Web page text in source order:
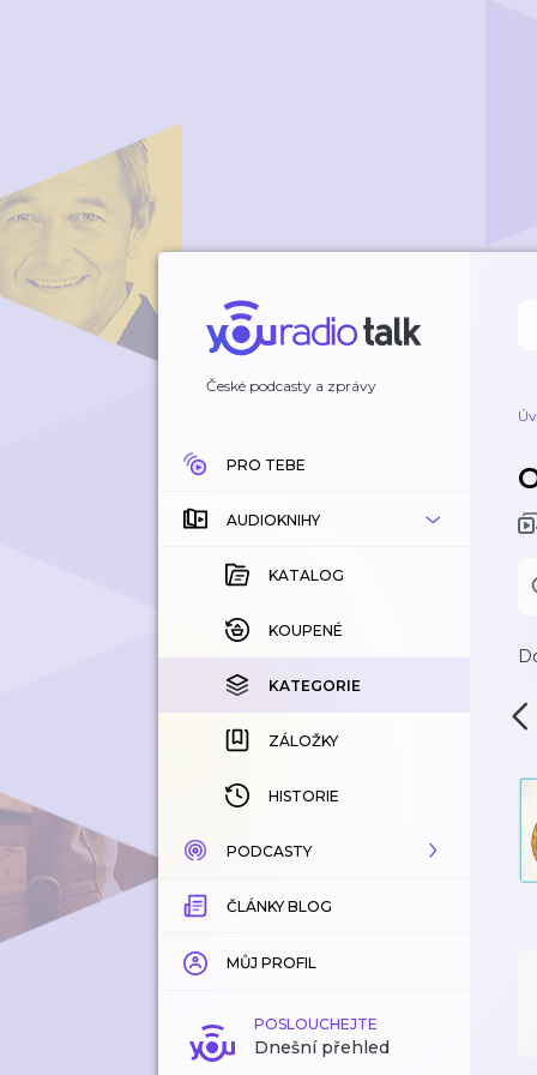
České podcasty a zprávy
PRO TEBE
AUDIOKNIHY
KATALOG
KOUPENÉ
KATEGORIE
ZÁLOŽKY
HISTORIE
PODCASTY
KATALOG
KATEGORIE
ZÁLOŽKY
ČLÁNKY BLOG
MŮJ PROFIL
POSLOUCHEJTE
Dnešní přehled